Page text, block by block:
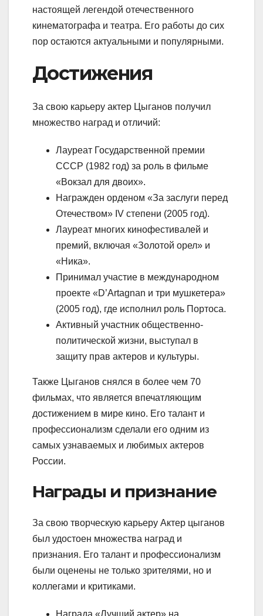
настоящей легендой отечественного
кинематографа и театра. Его работы до сих
пор остаются актуальными и популярными.
Достижения
За свою карьеру актер Цыганов получил
множество наград и отличий:
Лауреат Государственной премии
СССР (1982 год) за роль в фильме
«Вокзал для двоих».
Награжден орденом «За заслуги перед
Отечеством» IV степени (2005 год).
Лауреат многих кинофестивалей и
премий, включая «Золотой орел» и
«Ника».
Принимал участие в международном
проекте «D’Artagnan и три мушкетера»
(2005 год), где исполнил роль Портоса.
Активный участник общественно-
политической жизни, выступал в
защиту прав актеров и культуры.
Также Цыганов снялся в более чем 70
фильмах, что является впечатляющим
достижением в мире кино. Его талант и
профессионализм сделали его одним из
самых узнаваемых и любимых актеров
России.
Награды и признание
За свою творческую карьеру Актер цыганов
был удостоен множества наград и
признания. Его талант и профессионализм
были оценены не только зрителями, но и
коллегами и критиками.